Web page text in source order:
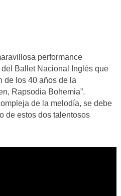
performance
Ballet Nacional Inglés que
de los 40 años de la
Rapsodia Bohemia”.
de la melodía, se debe
de estos dos talentosos